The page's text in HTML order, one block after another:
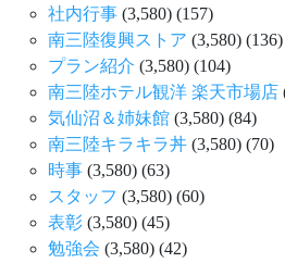
社内行事 (3,580) (157)
南三陸復興ストア (3,580) (136)
プラン紹介 (3,580) (104)
南三陸ホテル観洋 楽天市場店
気仙沼＆姉妹館 (3,580) (84)
南三陸キラキラ丼 (3,580) (70)
時事 (3,580) (63)
スタッフ (3,580) (60)
表彰 (3,580) (45)
勉強会 (3,580) (42)